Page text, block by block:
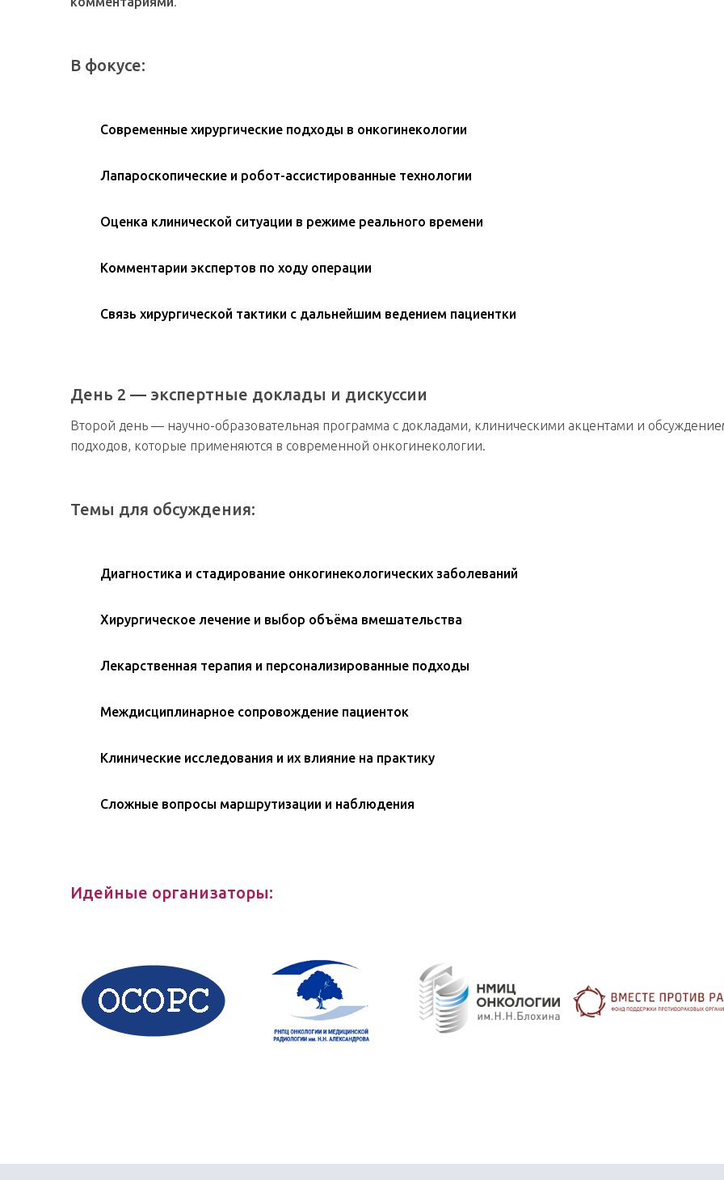
В фокусе:
Cовременные хирургические подходы в онкогинекологии
Лапароскопические и робот-ассистированные технологии
Оценка клинической ситуации в режиме реального времени
Комментарии экспертов по ходу операции
Связь хирургической тактики с дальнейшим ведением пациентки
День 2 — экспертные доклады и дискуссии
Второй день — научно-образовательная программа с докладами, клиническими акцентами и
подходов, которые применяются в современной онкогинекологии.
Темы для обсуждения:
Диагностика и стадирование онкогинекологических заболеваний
Хирургическое лечение и выбор объёма вмешательства
Лекарственная терапия и персонализированные подходы
Междисциплинарное сопровождение пациенток
Клинические исследования и их влияние на практику
Сложные вопросы маршрутизации и наблюдения
Идейные организаторы: